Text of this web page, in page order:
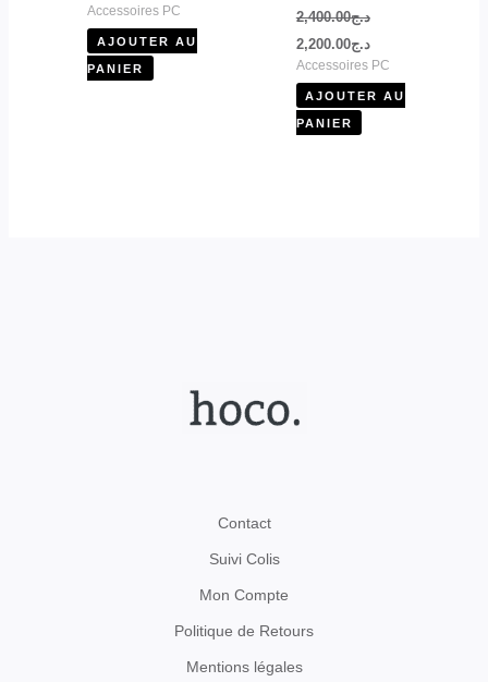
Accessoires PC
AJOUTER AU
PANIER
د.ج2,400.00
د.ج2,200.00
Accessoires PC
AJOUTER AU
PANIER
Contact
Suivi Colis
Mon Compte
Politique de Retours
Mentions légales